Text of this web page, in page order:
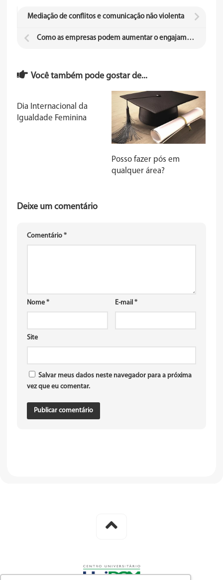
Mediação de conflitos e comunicação não violenta
Como as empresas podem aumentar o engajamento social
Você também pode gostar de...
Dia Internacional da
Igualdade Feminina
Posso fazer pós em
qualquer área?
Deixe um comentário
Comentário *
Nome * E-mail *
Site
Salvar meus dados neste navegador para a próxima
vez que eu comentar.